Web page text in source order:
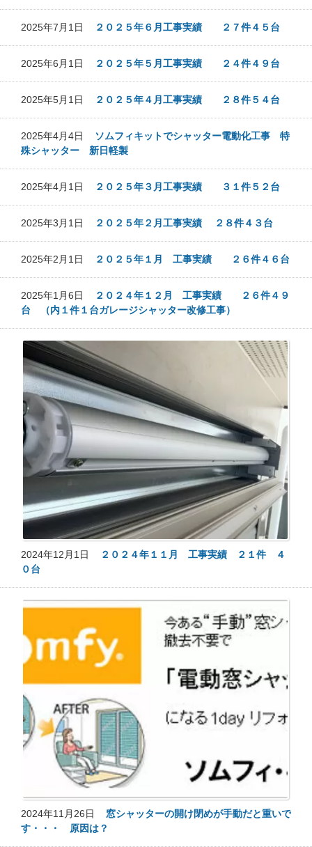
2025年7月1日 ２０２５年６月工事実績 ２７件４５台
2025年6月1日 ２０２５年５月工事実績 ２４件４９台
2025年5月1日 ２０２５年４月工事実績 ２８件５４台
2025年4月4日
ソムフィキットでシャッター電動化工事 特
殊シャッター 新日軽製
2025年4月1日 ２０２５年３月工事実績 ３１件５２台
2025年3月1日 ２０２５年２月工事実績 ２８件４３台
2025年2月1日 ２０２５年１月 工事実績 ２６件４６台
2025年1月6日
２０２４年１２月 工事実績 ２６件４９
台 （内１件１台ガレージシャッター改修工事）
2024年12月1日
２０２４年１１月 工事実績 ２１件 ４
０台
2024年11月26日 窓シャッターの開け閉めが手動だと重いで
す・・・ 原因は？